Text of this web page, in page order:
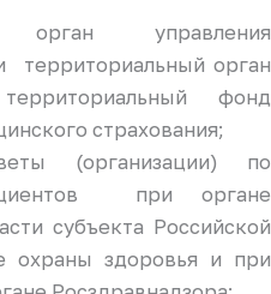
орган управления
территориальный орган
фонд
страхования;
(организации) по
при органе
субъекта Российской
охраны здоровья и при